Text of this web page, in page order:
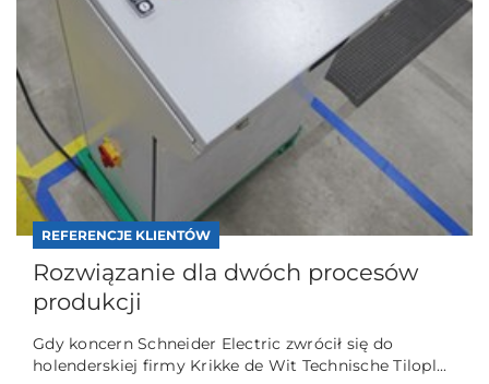
REFERENCJE KLIENTÓW
Rozwiązanie dla dwóch procesów
produkcji
Gdy koncern Schneider Electric zwrócił się do
holenderskiej firmy Krikke de Wit Technische Tilopl...